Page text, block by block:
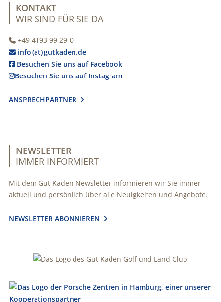
KONTAKT
WIR SIND FÜR SIE DA
+49 4193 99 29-0
info (at) gutkaden.de
Besuchen Sie uns auf Facebook
Besuchen Sie uns auf Instagram
ANSPRECHPARTNER 
NEWSLETTER
IMMER INFORMIERT
Mit dem Gut Kaden Newsletter informieren wir Sie immer
aktuell und persönlich über alle Neuigkeiten und Angebote.
NEWSLETTER ABONNIEREN 